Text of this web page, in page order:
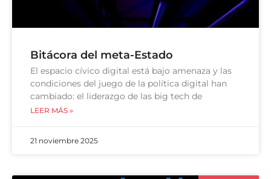
Bitácora del meta-Estado
El espacio cívico digital está bajo amenaza y las
condiciones del juego de la política digital han
cambiado: el liderazgo de las big tech de
LEER MÁS »
21 noviembre 2025